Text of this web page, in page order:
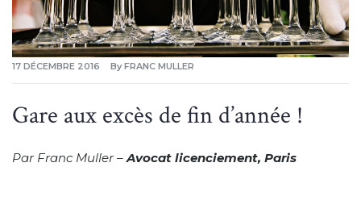
17 DÉCEMBRE 2016 By FRANC MULLER
Gare aux excès de fin d’année !
Par Franc Muller –Avocat licenciement, Paris